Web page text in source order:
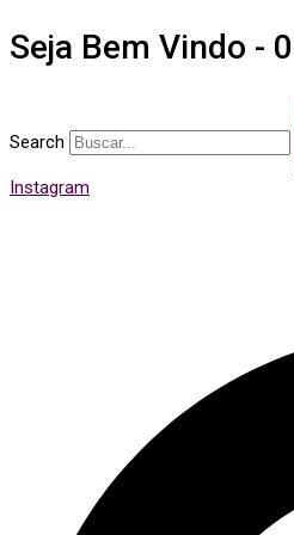
Seja Bem Vindo -
Search
Instagram